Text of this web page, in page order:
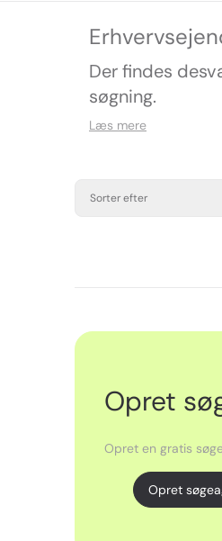
Der findes
søgning.
Læs mere
Sorter efter
Opret
Opret en gratis
Opret